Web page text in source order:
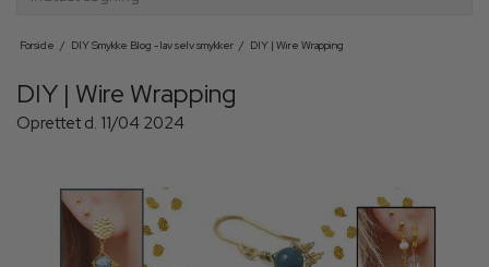
Forside / DIY Smykke Blog - lav selv smykker / DIY | Wire Wrapping
DIY | Wire Wrapping
Oprettet d. 11/04 2024